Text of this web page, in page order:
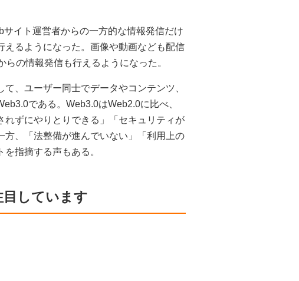
イト運営者からの一方的な情報発信だけ
るようになった。画像や動画なども配信
の情報発信も行えるようになった。
、ユーザー同士でデータやコンテンツ、
である。Web3.0はWeb2.0に比べ、
れずにやりとりできる」「セキュリティが
、「法整備が進んでいない」「利用上の
指摘する声もある。
しています